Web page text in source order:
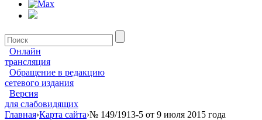
Онлайн
трансляция
Обращение в редакцию
сетевого издания
Версия
для слабовидящих
Главная›Карта сайта›№ 149/1913-5 от 9 июля 2015 года